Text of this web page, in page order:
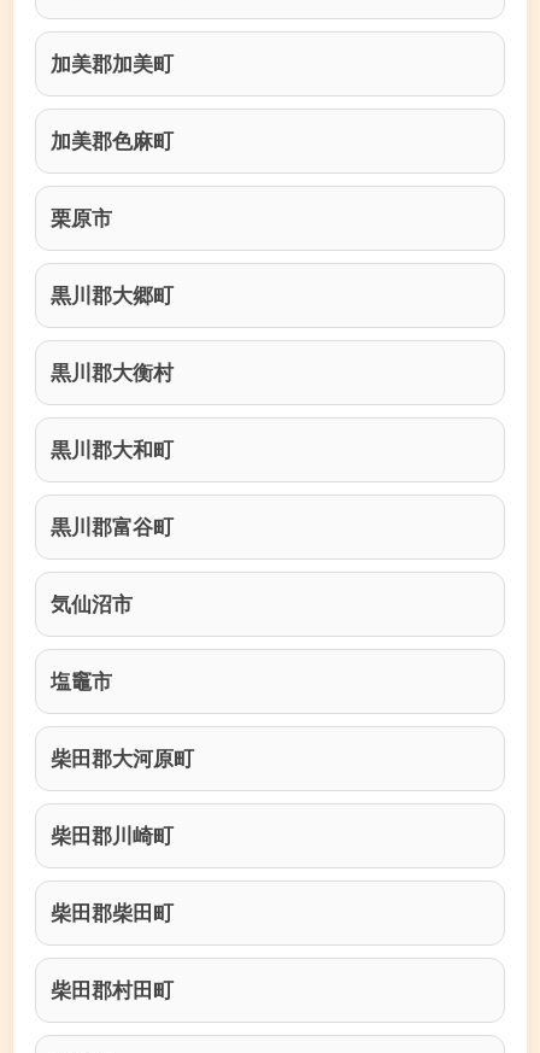
加美郡加美町
加美郡色麻町
栗原市
黒川郡大郷町
黒川郡大衡村
黒川郡大和町
黒川郡富谷町
気仙沼市
塩竈市
柴田郡大河原町
柴田郡川崎町
柴田郡柴田町
柴田郡村田町